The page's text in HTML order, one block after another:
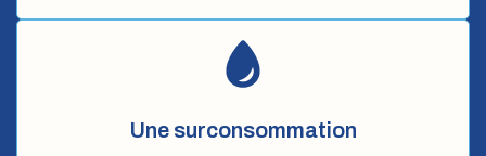
Une surconsommation